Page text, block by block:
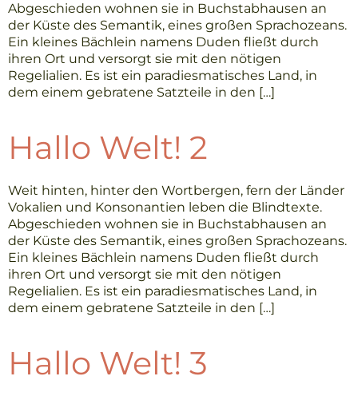
Abgeschieden wohnen sie in Buchstabhausen an
der Küste des Semantik, eines großen Sprachozeans.
Ein kleines Bächlein namens Duden fließt durch
ihren Ort und versorgt sie mit den nötigen
Regelialien. Es ist ein paradiesmatisches Land, in
dem einem gebratene Satzteile in den […]
Hallo Welt! 2
Weit hinten, hinter den Wortbergen, fern der Länder
Vokalien und Konsonantien leben die Blindtexte.
Abgeschieden wohnen sie in Buchstabhausen an
der Küste des Semantik, eines großen Sprachozeans.
Ein kleines Bächlein namens Duden fließt durch
ihren Ort und versorgt sie mit den nötigen
Regelialien. Es ist ein paradiesmatisches Land, in
dem einem gebratene Satzteile in den […]
Hallo Welt! 3